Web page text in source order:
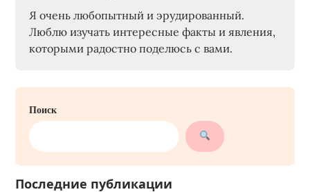
Я очень любопытный и эрудированный.
Люблю изучать интересные факты и явления,
которыми радостно поделюсь с вами.
Поиск
Последние публикации